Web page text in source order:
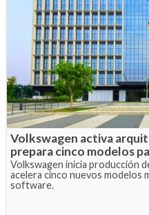
Volkswagen activa
prepara cinco modelos
Volkswagen inicia producción
acelera cinco nuevos modelos
software.